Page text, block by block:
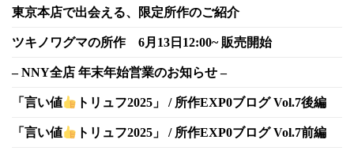
東京本店で出会える、限定所作のご紹介
ツキノワグマの所作 6月13日12:00~ 販売開始
– NNY全店 年末年始営業のお知らせ –
「言い値 トリュフ2025」 / 所作EXP0ブログ Vol.7後編
「言い値 トリュフ2025」 / 所作EXP0ブログ Vol.7前編